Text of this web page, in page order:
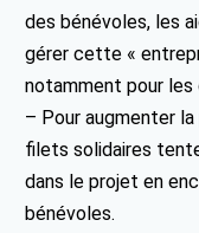
des bénévoles, les
gérer cette «
notamment pour
– Pour augmenter
filets solidaires
dans le projet en
bénévoles.